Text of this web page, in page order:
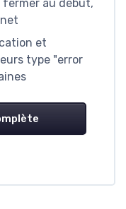
fermer au début,
et
type "error